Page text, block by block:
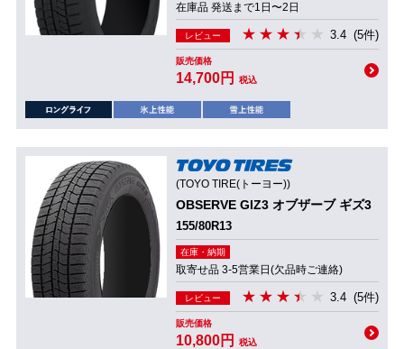
在庫品 発送まで1日〜2日
レビュー 3.4 (5件)
販売価格
14,700円 税込
(TOYO TIRE(トーヨー))
OBSERVE GIZ3 オブザーブ ギズ3
155/80R13
在庫・納期
取寄せ品 3-5営業日(欠品時ご連絡)
レビュー 3.4 (5件)
販売価格
10,800円 税込